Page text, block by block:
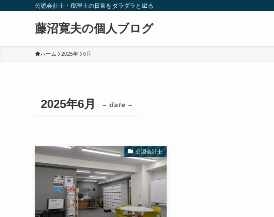
公認会計士・税理士の日常をダラダラと綴る
藤沼寛夫の個人ブログ
ホーム 2025年 6月
2025年6月 – date –
公認会計士